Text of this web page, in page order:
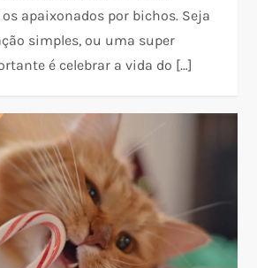
apaixonados por bichos. Seja
simples, ou uma super
é celebrar a vida do […]